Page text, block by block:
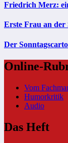
Friedrich Merz:
Erste Frau an der
Der
Online-
Vom
Humorkritik
Audio
Das Heft